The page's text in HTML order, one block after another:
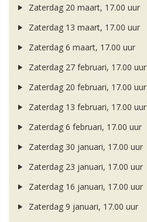
Zaterdag 20 maart, 17.00 uur
Zaterdag 13 maart, 17.00 uur
Zaterdag 6 maart, 17.00 uur
Zaterdag 27 februari, 17.00 uur
Zaterdag 20 februari, 17.00 uur
Zaterdag 13 februari, 17.00 uur
Zaterdag 6 februari, 17.00 uur
Zaterdag 30 januari, 17.00 uur
Zaterdag 23 januari, 17.00 uur
Zaterdag 16 januari, 17.00 uur
Zaterdag 9 januari, 17.00 uur